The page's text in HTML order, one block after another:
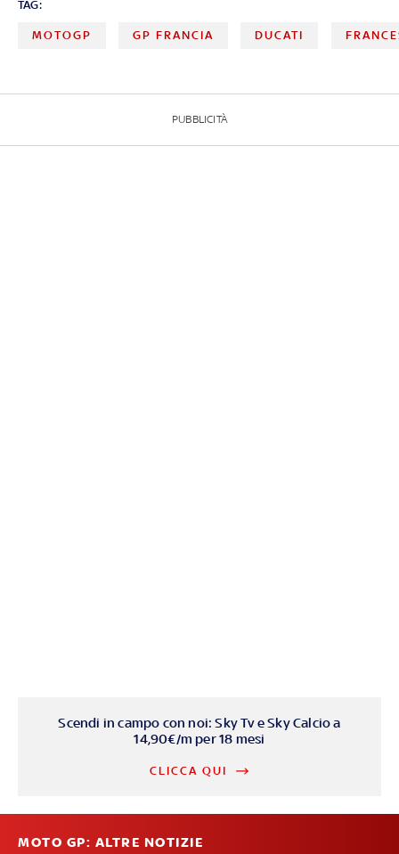
TAG:
MOTOGP GP FRANCIA DUCATI
PUBBLICITÀ
Scendi in campo con noi: Sky Tv e Sky Calcio a
14,90€/m per 18 mesi
CLICCA QUI
MOTO GP: ALTRE NOTIZIE